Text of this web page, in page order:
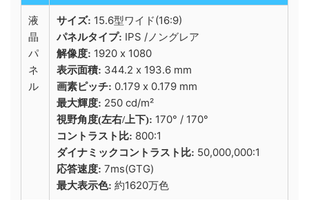
液
晶
パ
ネ
ル
サイズ: 15.6型ワイド(16:9)
パネルタイプ: IPS /ノングレア
解像度: 1920 x 1080
表示面積: 344.2 x 193.6 mm
画素ピッチ: 0.179 x 0.179 mm
最大輝度: 250 cd/m²
視野角度(左右/上下): 170° / 170°
コントラスト比: 800:1
ダイナミックコントラスト比: 50,000,000:1
応答速度: 7ms(GTG)
最大表示色: 約1620万色